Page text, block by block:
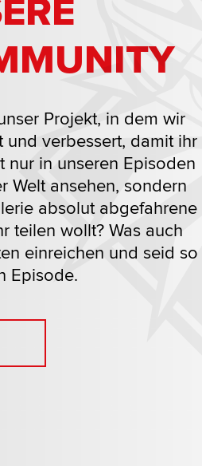
Projekt, in dem wir
und verbessert, damit ihr
nur in unseren Episoden
Welt ansehen, sondern
absolut abgefahrene
teilen wollt? Was auch
einreichen und seid so
Episode.